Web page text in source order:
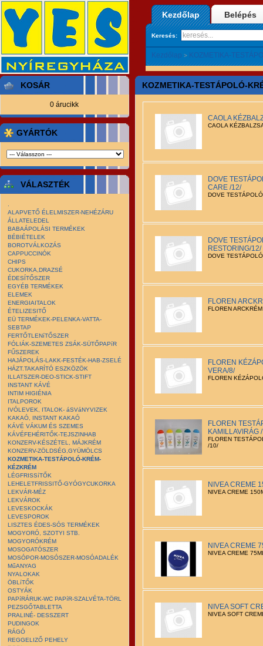
Kezdőlap Belépés
Keresés:
Kezdőlap > KOZMETIKA-
KOSÁR
0 árucikk
GYÁRTÓK
VÁLASZTÉK
ALAPVETŐ ÉLELMISZER-NEHÉZÁRU
ÁLLATELEDEL
BABAÁPOLÁSI TERMÉKEK
BÉBIÉTELEK
BOROTVÁLKOZÁS
CAPPUCCINÓK
CHIPS
CUKORKA,DRAZSÉ
ÉDESÍTŐSZER
EGYÉB TERMÉKEK
ELEMEK
ENERGIAITALOK
ÉTELIZESITŐ
EÜ TERMÉKEK-PELENKA-VATTA-
SEBTAP
FERTŐTLENíTŐSZER
FÓLIÁK-SZEMETES ZSÁK-SÜTŐPAPíR
FŰSZEREK
HAJÁPOLÁS-LAKK-FESTÉK-HAB-ZSELÉ
HÁZT.TAKARÍTÓ ESZKÖZÖK
ILLATSZER-DEO-STICK-STIFT
INSTANT KÁVÉ
INTIM HIGIÉNIA
ITALPOROK
IVÓLEVEK, ITALOK- áSVáNYVIZEK
KAKAÓ, INSTANT KAKAÓ
KÁVÉ VÁKUM ÉS SZEMES
KÁVÉFEHÉRITŐK-TEJSZINHAB
KONZERV-KÉSZÉTEL, MÁJKRÉM
KONZERV-ZÖLDSÉG,GYÜMÖLCS
KOZMETIKA-TESTÁPOLÓ-KRÉM-
KÉZKRÉM
LÉGFRISSíTŐK
LEHELETFRISSITŐ-GYÓGYCUKORKA
LEKVÁR-MÉZ
LEKVÁROK
LEVESKOCKÁK
LEVESPOROK
LISZTES ÉDES-SÓS TERMÉKEK
MOGYORÓ, SZOTYI STB.
MOGYORÓKRÉM
MOSOGATÓSZER
MOSÓPOR-MOSÓSZER-MOSÓADALÉK
MűANYAG
NYALOKAK
ÖBLíTŐK
OSTYÁK
PAPíRÁRUK-WC PAPíR-SZALVÉTA-TÖRL
PEZSGŐTABLETTA
PRALINÉ- DESSZERT
PUDINGOK
RÁGÓ
REGGELIZŐ PEHELY
KOZMETIKA-TESTÁPOLÓ-
CAOLA
CAOLA
DOVE
CARE /12/
DOVE
DOVE
RESTORING/12/
DOVE
FLOREN
FLOREN
FLOREN
VERA/8/
FLOREN
FLOREN
KAMILLAVIRÁG
FLOREN
/10/
NIVEA CREME
NIVEA CREME
NIVEA CREME
NIVEA CREME
NIVEA SOFT
NIVEA SOFT